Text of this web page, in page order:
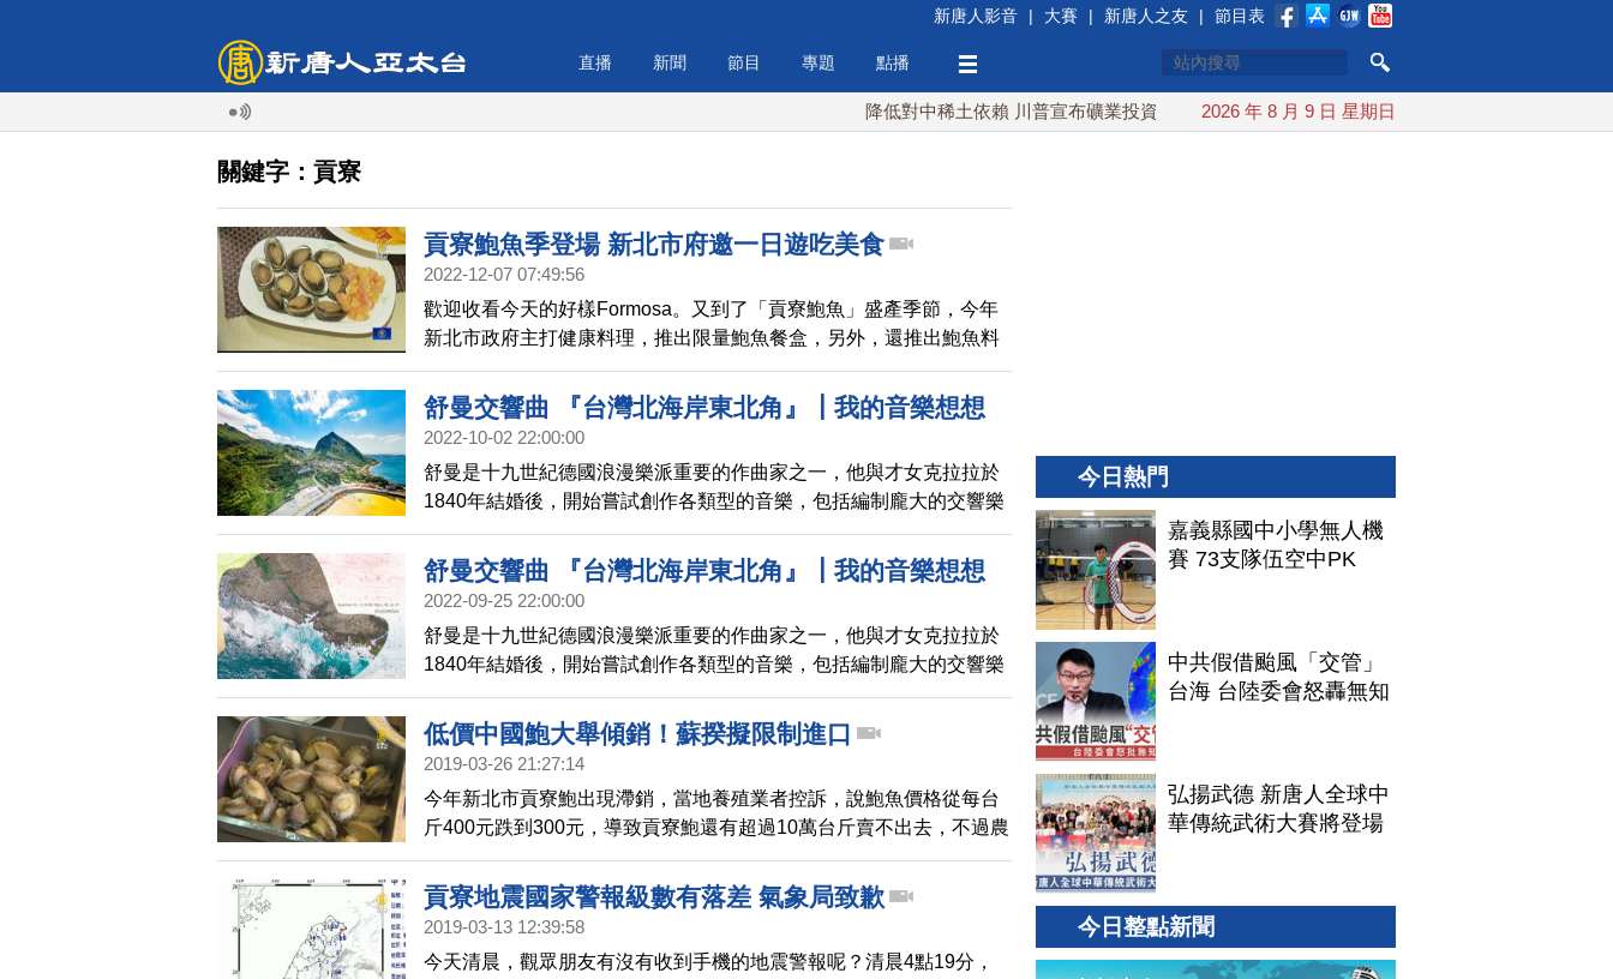
新唐人影音 | 大賽 | 新唐人之友 | 節目表
直播 新聞 節目 專題 點播
降低對中稀土依賴 川普宣布礦業投資20億美元 中東局勢動盪 土耳其沙特巴基斯坦誓共同防禦
2026 年 8 月 9 日 星期日
關鍵字：貢寮
貢寮鮑魚季登場 新北市府邀一日遊吃美食
2022-12-07 07:49:56
歡迎收看今天的好樣Formosa。又到了「貢寮鮑魚」盛產季節，今年
新北市政府主打健康料理，推出限量鮑魚餐盒，另外，還推出鮑魚料
理比賽，還有貢寮一日遊等活動，讓民眾可以透過網路預訂，到貢寮
吃美食、賞美景。
舒曼交響曲 『台灣北海岸東北角』┃我的音樂想想
(114)
2022-10-02 22:00:00
舒曼是十九世紀德國浪漫樂派重要的作曲家之一，他與才女克拉拉於
1840年結婚後，開始嘗試創作各類型的音樂，包括編制龐大的交響樂
作品。本集節目在舒曼的第一號至第三號交響曲樂章中，與乘羽徜徉
台灣東北角與北海岸，沿著明媚的濱海公路前行，享受大自然豐富的
地形地貌所帶給我們的山海美景與壯闊景緻。
舒曼交響曲 『台灣北海岸東北角』┃我的音樂想想
(114)預告
2022-09-25 22:00:00
舒曼是十九世紀德國浪漫樂派重要的作曲家之一，他與才女克拉拉於
1840年結婚後，開始嘗試創作各類型的音樂，包括編制龐大的交響樂
作品。本集節目在舒曼的第一號至第三號交響曲樂章中，與乘羽徜徉
台灣東北角與北海岸，沿著明媚的濱海公路前行，享受大自然豐富的
地形地貌所帶給我們的山海美景與壯闊景緻。
低價中國鮑大舉傾銷！蘇揆擬限制進口
2019-03-26 21:27:14
今年新北市貢寮鮑出現滯銷，當地養殖業者控訴，說鮑魚價格從每台
斤400元跌到300元，導致貢寮鮑還有超過10萬台斤賣不出去，不過農
委會主委陳吉仲隨後澄清，其實只跌到360元。行政院長蘇貞昌今天
下午到貢寮現勘，指示以後每年11月到隔年3月的貢寮鮑產季，限制
國外的活體、冷凍鮑魚進口。
貢寮地震國家警報級數有落差 氣象局致歉
2019-03-13 12:39:58
今天清晨，觀眾朋友有沒有收到手機的地震警報呢？清晨4點19分，
今日熱門
嘉義縣國中小學無人機
賽 73支隊伍空中PK
中共假借颱風「交管」
台海 台陸委會怒轟無知
弘揚武德 新唐人全球中
華傳統武術大賽將登場
今日整點新聞